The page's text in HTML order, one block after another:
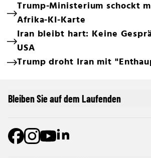
Trump-Ministerium schockt
Afrika-KI-Karte
Iran bleibt hart: Keine
USA
Trump droht Iran mit
Bleiben Sie auf dem Laufenden